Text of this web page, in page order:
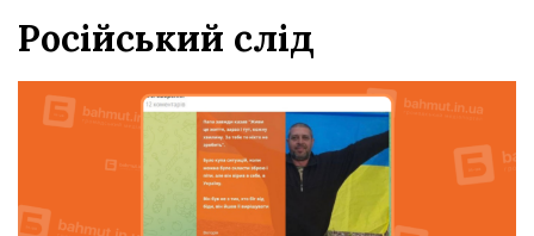
Російський слід